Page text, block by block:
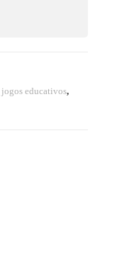
jogos educativos,